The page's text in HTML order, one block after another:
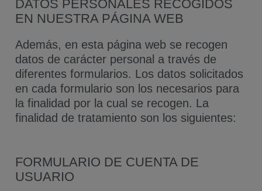
DATOS PERSONALES RECOGIDOS
EN NUESTRA PÁGINA WEB
Además, en esta página web se recogen
datos de carácter personal a través de
diferentes formularios. Los datos solicitados
en cada formulario son los necesarios para
la finalidad por la cual se recogen. La
finalidad de tratamiento son los siguientes:
FORMULARIO DE CUENTA DE
USUARIO